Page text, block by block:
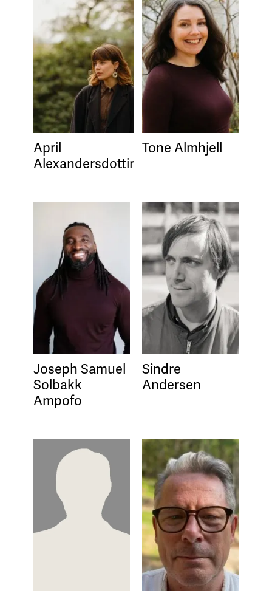
April
Alexandersdottir
Tone Almhjell
Joseph Samuel
Solbakk
Ampofo
Sindre
Andersen